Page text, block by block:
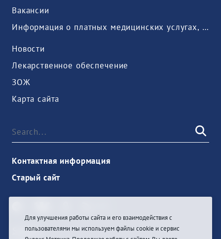
Вакансии
Информация о платных медицинских услугах, предоставляемых медицинской организацией
Новости
Лекарственное обеспечение
ЗОЖ
Карта сайта
Контактная информация
Старый сайт
Sign In
Для улучшения работы сайта и его взаимодействия с
пользователями мы используем файлы cookie и сервис